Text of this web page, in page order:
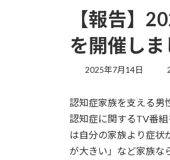
【報告】
を開催しま
2025年7月14日
:
認知症家族を支える男
認知症に関するTV番
は自分の家族より症状
が大きい」など家族な